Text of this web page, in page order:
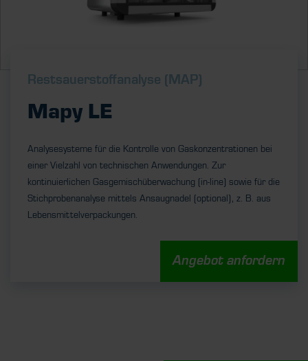
Restsauerstoff­analyse (MAP)
Mapy LE
Analysesysteme für die Kontrolle von Gaskonzentrationen bei
einer Vielzahl von technischen Anwendungen. Zur
kontinuierlichen Gasgemischüberwachung (in-line) sowie für die
Stichprobenanalyse mittels Ansaugnadel (optional), z. B. aus
Lebensmittelverpackungen.
Angebot anfordern